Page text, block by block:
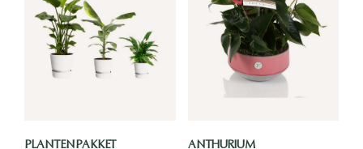
PLANTENPAKKET ANTHURIUM